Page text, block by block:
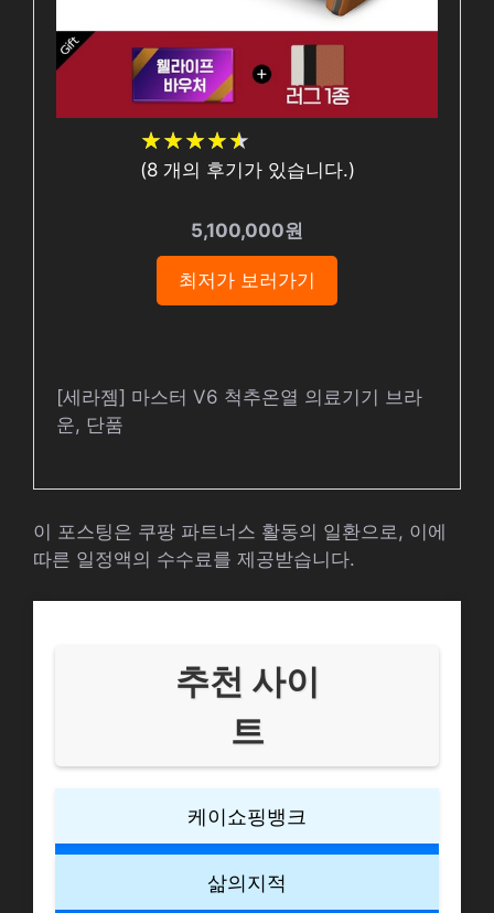
★★★★★
★★★★★
(8개의 후기가 있습니다.)
5,100,000원
최저가 보러가기
[세라젬] 마스터 V6 척추온열 의료기기 브라
운, 단품
이 포스팅은 쿠팡 파트너스 활동의 일환으로, 이에
따른 일정액의 수수료를 제공받습니다.
추천 사이
트
케이쇼핑뱅크
삶의지적